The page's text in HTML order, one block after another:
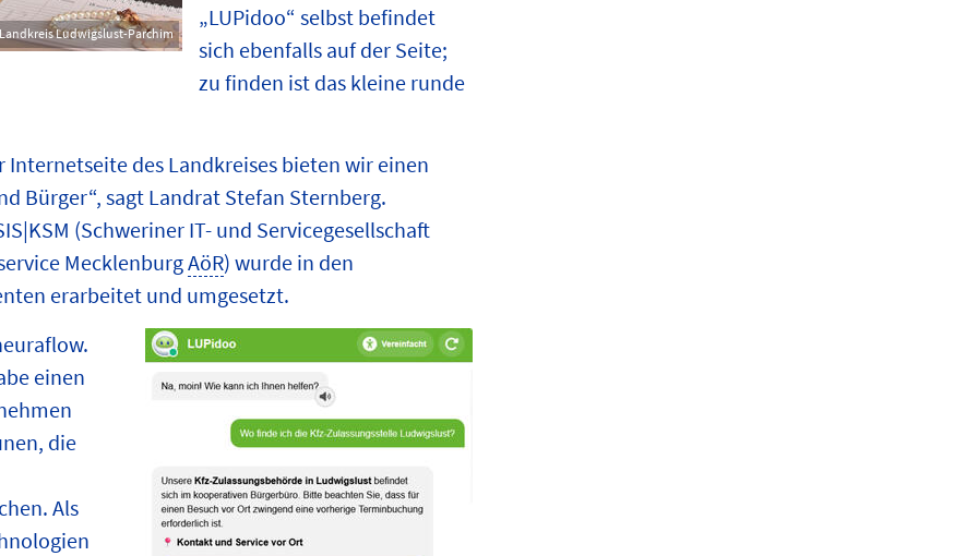
Ludwigslust-Parchim
„LUPidoo“ selbst befindet
sich ebenfalls auf der Seite;
zu finden ist das kleine runde
des Landkreises bieten wir einen
Bürger“, sagt Landrat Stefan Sternberg.
(Schweriner IT- und Servicegesellschaft
MecklenburgAöR) wurde in den
erarbeitet und umgesetzt.
einen
die
Als